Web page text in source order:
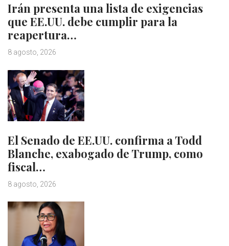
Irán presenta una lista de exigencias
que EE.UU. debe cumplir para la
reapertura…
8 agosto, 2026
El Senado de EE.UU. confirma a Todd
Blanche, exabogado de Trump, como
fiscal…
8 agosto, 2026